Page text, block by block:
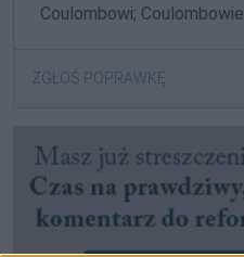
Coulombowi; Coulombowie
ZGŁOŚ POPRAWKĘ